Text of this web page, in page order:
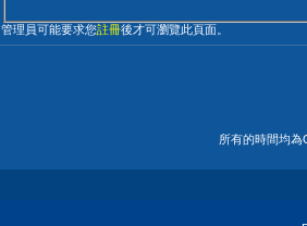
管理員可能要求您註冊後才可瀏覽此頁面。
所有的時間均為